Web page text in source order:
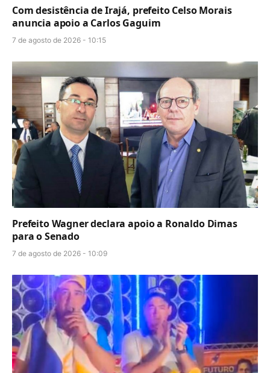
Com desistência de Irajá, prefeito Celso Morais
anuncia apoio a Carlos Gaguim
7 de agosto de 2026 - 10:15
Prefeito Wagner declara apoio a Ronaldo Dimas
para o Senado
7 de agosto de 2026 - 10:09